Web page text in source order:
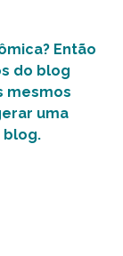
Então
do blog
mesmos
uma
blog.